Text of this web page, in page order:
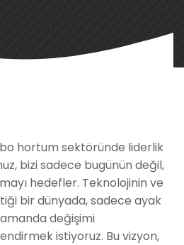
hortum sektöründe liderlik
bizi sadece bugünün değil,
hedefler. Teknolojinin ve
bir dünyada, sadece ayak
değişimi
istiyoruz. Bu vizyon,